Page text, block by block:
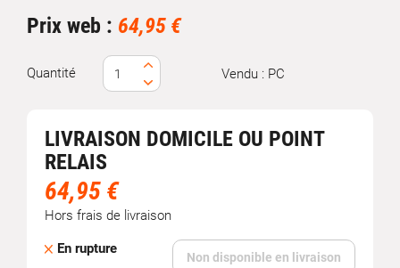
Prix web : 64,95 €
Quantité Vendu : PC
LIVRAISON DOMICILE OU POINT
RELAIS
64,95 €
Hors frais de livraison
En rupture
Non disponible en livraison